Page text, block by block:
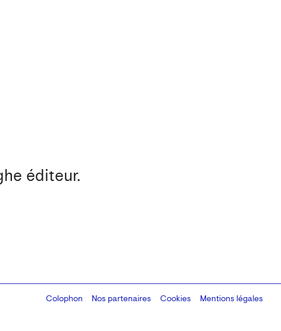
éditeur.
Colophon
Design:Marcel Kaczmarek, code:8080.studio
Nos partenaires Cookies Mentions légales